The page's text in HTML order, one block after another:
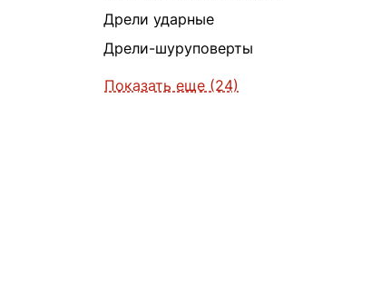
Дрели ударные
Дрели-шуруповерты
Показать еще (24)